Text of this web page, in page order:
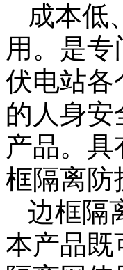
成本低
用。是
伏电站各
的人身
产品。
框隔离防
边框隔
本产品既